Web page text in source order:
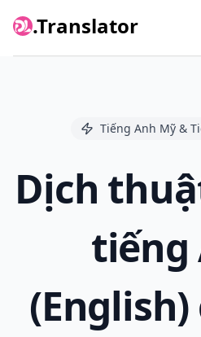
.Translator
Tiếng Anh Mỹ &
Dịch
tiếng